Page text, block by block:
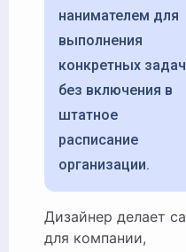
нанимателем для
выполнения
конкретных задач
без включения в
штатное
расписание
организации.
Дизайнер делает сайт
для компании,